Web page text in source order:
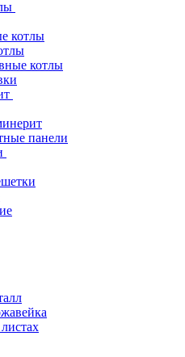
котлы
котлы
панели